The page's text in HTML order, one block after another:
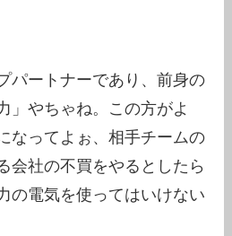
パートナーであり、前身の
」やちゃね。この方がよ
なってよぉ、相手チームの
会社の不買をやるとしたら
の電気を使ってはいけない